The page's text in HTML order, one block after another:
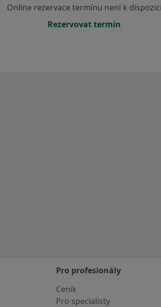
Online rezervace termínu není k
Rezervovat termín
Pro profesionály
Ceník
Pro specialisty